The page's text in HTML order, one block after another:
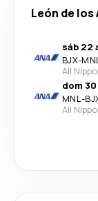
León de los
sáb 22
BJX-
All
dom
MNL-
All